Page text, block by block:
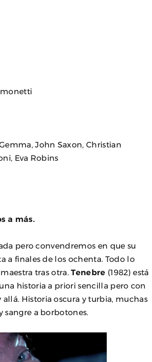
John Saxon, Christian
Eva Robins
a más.
pero convendremos en que su
a finales de los ochenta. Todo lo
tras otra.Tenebre (1982) está
historia a priori sencilla pero con
Historia oscura y turbia, muchas
sangre a borbotones.